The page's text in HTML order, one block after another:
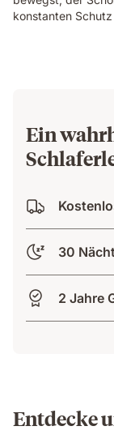
konstanten
Ein
30
2 Jahre
Entdecke